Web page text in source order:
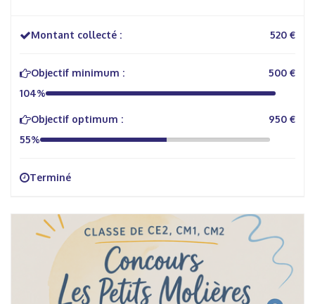
Montant collecté : 520 €
Objectif minimum :
500 €
104%
Objectif optimum :
950 €
55%
Terminé